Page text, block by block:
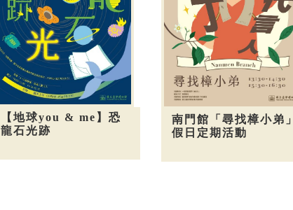
【地球you & me】恐
龍石光跡
南門館「尋找樟小弟」
假日定期活動